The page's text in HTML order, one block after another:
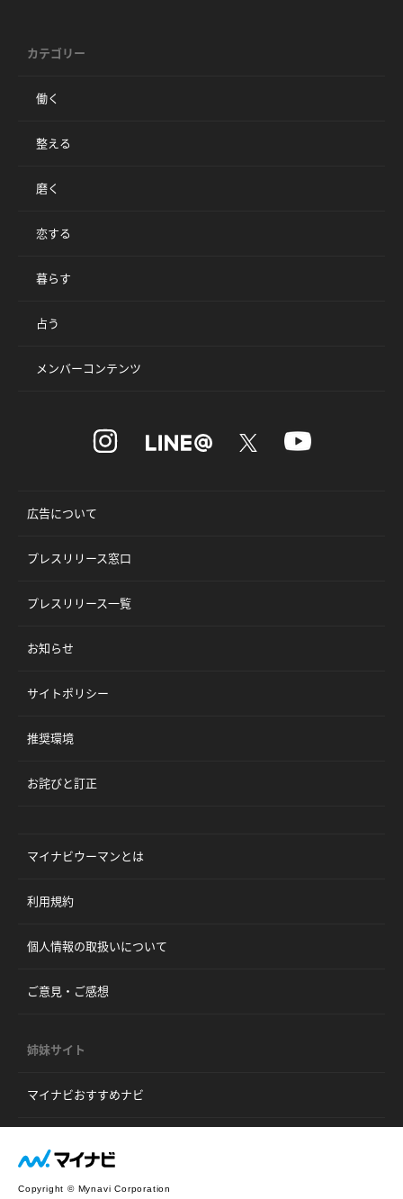
カテゴリー
働く
整える
磨く
恋する
暮らす
占う
メンバーコンテンツ
広告について
プレスリリース窓口
プレスリリース一覧
お知らせ
サイトポリシー
推奨環境
お詫びと訂正
マイナビウーマンとは
利用規約
個人情報の取扱いについて
ご意見・ご感想
姉妹サイト
マイナビおすすめナビ
Copyright © Mynavi Corporation